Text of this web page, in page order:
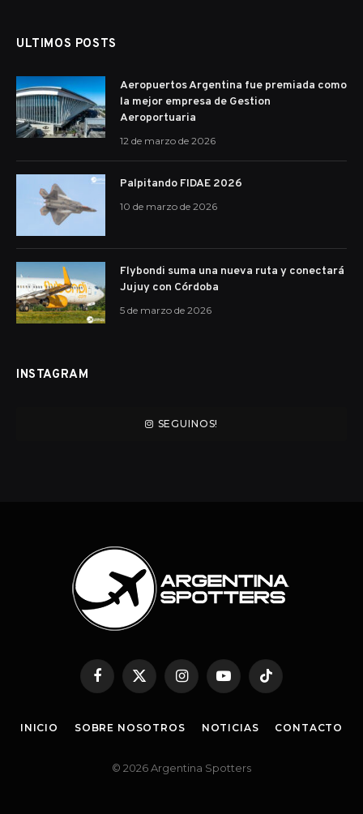
ULTIMOS POSTS
Aeropuertos Argentina fue premiada como
la mejor empresa de Gestion
Aeroportuaria
12 de marzo de 2026
Palpitando FIDAE 2026
10 de marzo de 2026
Flybondi suma una nueva ruta y conectará
Jujuy con Córdoba
5 de marzo de 2026
INSTAGRAM
SEGUINOS!
FacebookTwitter InstagramYouTubeTikTok
INICIO SOBRE NOSOTROS NOTICIAS CONTACTO
© 2026 Argentina Spotters